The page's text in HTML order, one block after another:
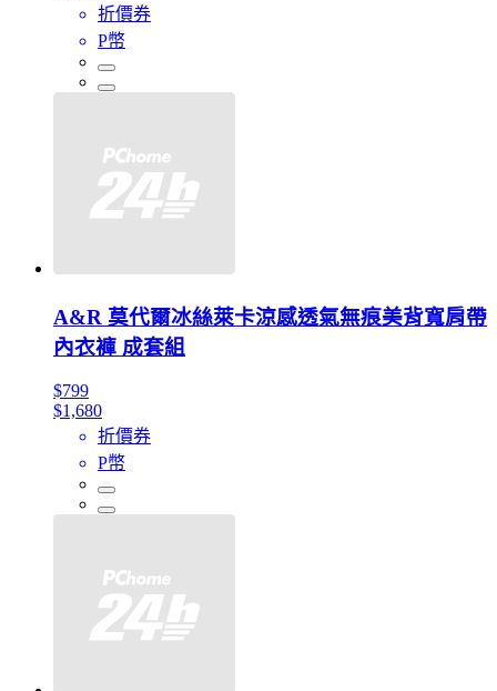
折價券
P幣
A&R 莫代爾冰絲萊卡涼感透氣無痕美背寬肩帶
內衣褲 成套組
$799
$1,680
折價券
P幣